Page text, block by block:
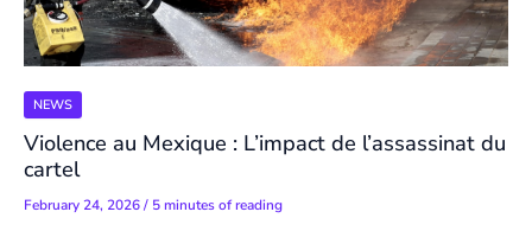
NEWS
Violence au Mexique : L’impact de l’assassinat du
cartel
February 24, 2026/ 5 minutes of reading